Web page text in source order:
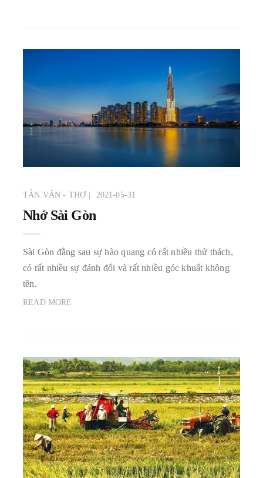
TẢN VĂN - THƠ 2021-05-31
Nhớ Sài Gòn
Sài Gòn đằng sau sự hào quang có rất nhiều thử thách,
có rất nhiều sự đánh đổi và rất nhiều góc khuất không
tên.
READ MORE